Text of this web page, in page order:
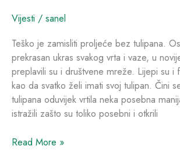
Vijesti / sanel
Teško je zamisliti proljeće bez tulipana.
prekrasan ukras svakog vrta i vaze, u
preplavili su i društvene mreže. Lijepi su i
kao da svatko želi imati svoj tulipan. Čini
tulipana oduvijek vrtila neka posebna
istražili zašto su toliko posebni i otkrili
Read More »